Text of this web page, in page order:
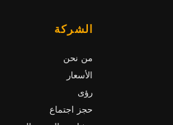
الشركة
من نحن
الأسعار
رؤى
حجز اجتماع